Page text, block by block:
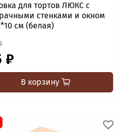
для тортов ЛЮКС с
стенками и окном
см (белая)
₽
В корзину